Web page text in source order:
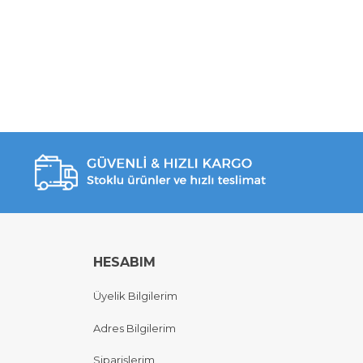
HESABIM
Üyelik Bilgilerim
Adres Bilgilerim
Siparişlerim